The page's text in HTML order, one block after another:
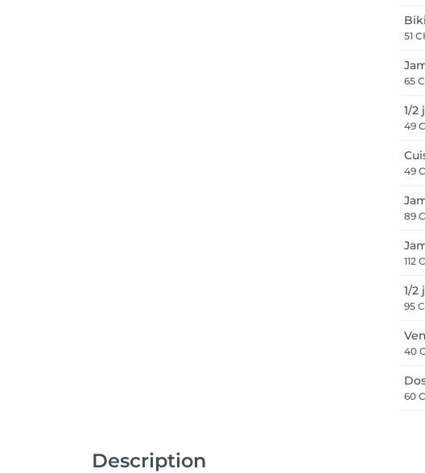
51
65
1/2
49
49
89
112
1/2
95
40
60
Description